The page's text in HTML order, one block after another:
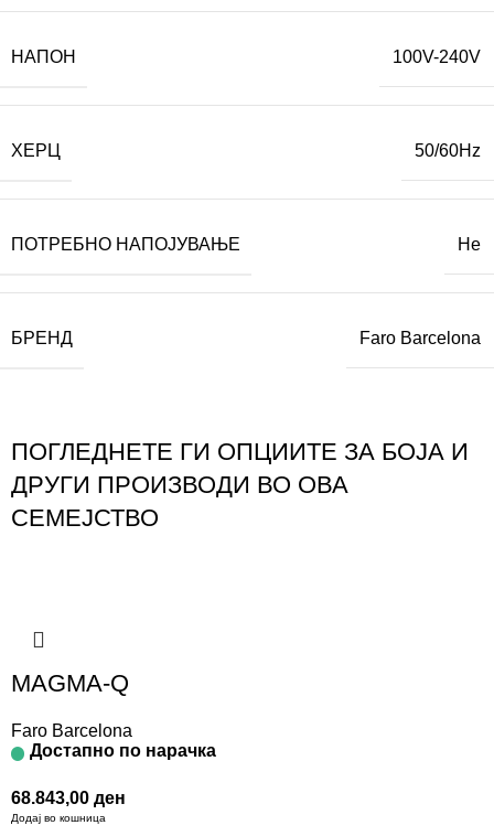
НАПОН 100V-240V
ХЕРЦ 50/60Hz
ПОТРЕБНО НАПОЈУВАЊЕ Не
БРЕНД Faro Barcelona
ПОГЛЕДНЕТЕ ГИ ОПЦИИТЕ ЗА БОЈА И
ДРУГИ ПРОИЗВОДИ ВО ОВА
СЕМЕЈСТВО
MAGMA-Q
Faro Barcelona
Достапно по нарачка
68.843,00 ден
Додај во кошница